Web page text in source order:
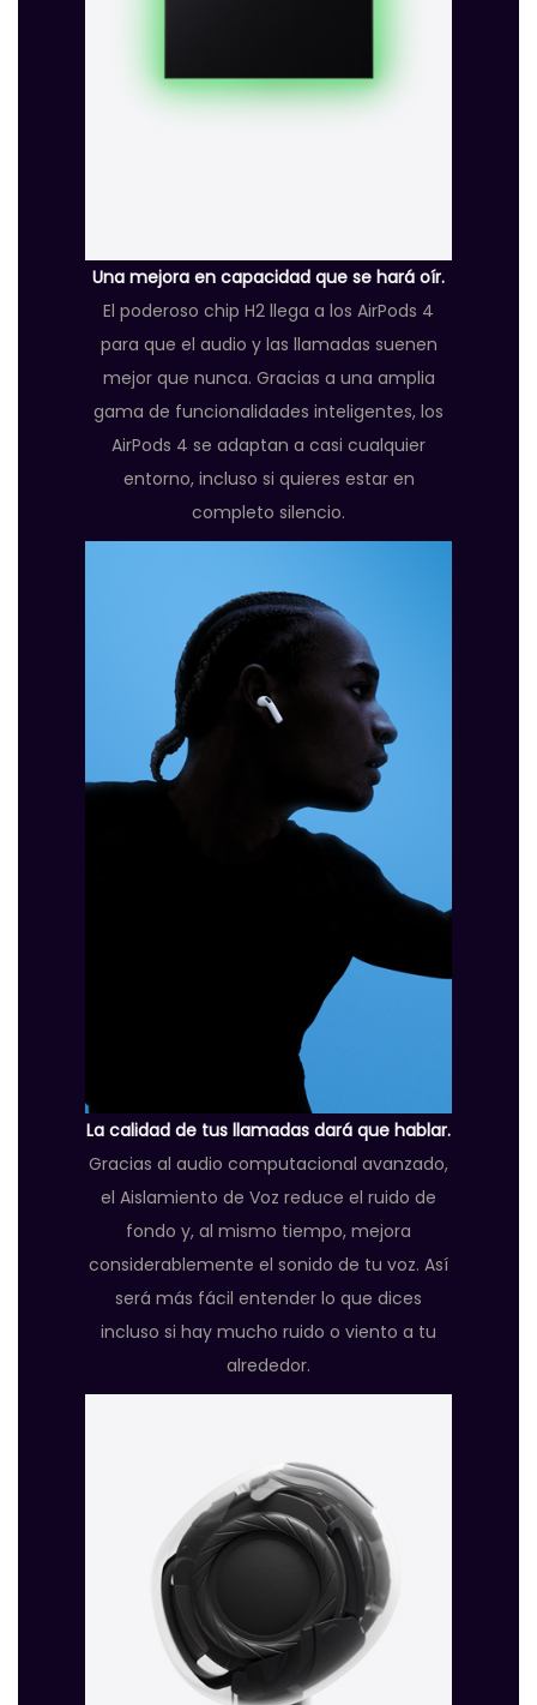
Una mejora en capacidad que se hará oír.
El poderoso chip H2 llega a los AirPods 4
para que el audio y las llamadas suenen
mejor que nunca. Gracias a una amplia
gama de funcionalidades inteligentes, los
AirPods 4 se adaptan a casi cualquier
entorno, incluso si quieres estar en
completo silencio.
La calidad de tus llamadas dará que hablar.
Gracias al audio computacional avanzado,
el Aislamiento de Voz reduce el ruido de
fondo y, al mismo tiempo, mejora
considerablemente el sonido de tu voz. Así
será más fácil entender lo que dices
incluso si hay mucho ruido o viento a tu
alrededor.